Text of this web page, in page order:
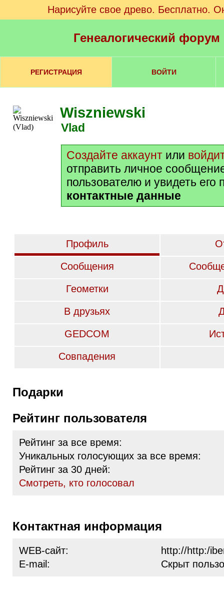
Нарисуйте свое древо. Бесплатно.
Генеалогический
РЕГИСТРАЦИЯ ВОЙТИ
Wiszniewski
Vlad
Создайте аккаунт или
отправить личное
пользователю и увидеть его
контактные данные
Профиль
Сообщения
Геометки
В друзьях
GEDCOM
Совпадения
Подарки
Рейтинг пользователя
Рейтинг за все время:
Уникальных голосующих за все время:
Рейтинг за 30 дней:
Cмотреть, кто голосовал
Контактная информация
WEB-сайт:
http://http:/
E-mail:
Скрыт